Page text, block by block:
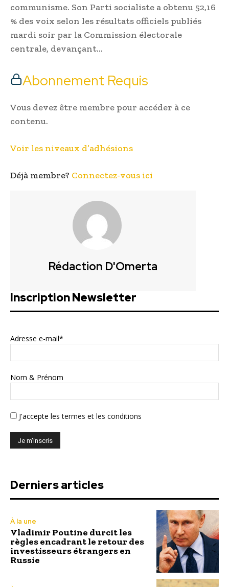
communisme. Son Parti socialiste a obtenu 52,16
% des voix selon les résultats officiels publiés
mardi soir par la Commission électorale
centrale, devançant…
Abonnement Requis
Vous devez être membre pour accéder à ce
contenu.
Voir les niveaux d’adhésions
Déjà membre? Connectez-vous ici
Rédaction D'Omerta
Inscription Newsletter
Adresse e-mail*
Nom & Prénom
J'accepte les termes et les conditions
Derniers articles
À la une
Vladimir Poutine durcit les
règles encadrant le retour des
investisseurs étrangers en
Russie